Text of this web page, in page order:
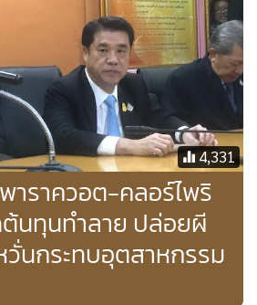
กล่าวเพียงเท่านี้หรือไม่ นายชาดา กล่าว
ยงแค่วันนี้หมดอำนาจหน้าที่เราแล้ว ตน
ชาชนจะยอมหรือไม่ ส่วนเรื่องที่เกิดขึ้น
ฐบาลหรือไม่นั้น ตนมองว่าไม่ใช่สาระ
อคนที่เป็น รมว.อุตสาหกรรมจะต้องตอบ
ด้ ซึ่งต้องเป็นคำตอบที่นอกเหนือจาก
กลโฟเซตที่มีการยกเลิกการแบนเป็น
านม วันนี้คนที่เป็นแม่จะต้องไปตาม
4,331
าราควอต-คลอร์ไพริ
นทุนทำลาย ปล่อยผี
วั่นกระทบอุตสาหกรรม